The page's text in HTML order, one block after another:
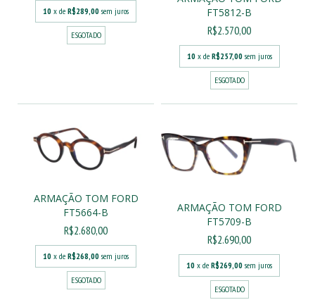
10 x de R$289,00 sem juros
ESGOTADO
FT5812-B
R$2.570,00
10 x de R$257,00 sem juros
ESGOTADO
ARMAÇÃO TOM FORD
FT5664-B
R$2.680,00
10 x de R$268,00 sem juros
ESGOTADO
ARMAÇÃO TOM FORD
FT5709-B
R$2.690,00
10 x de R$269,00 sem juros
ESGOTADO